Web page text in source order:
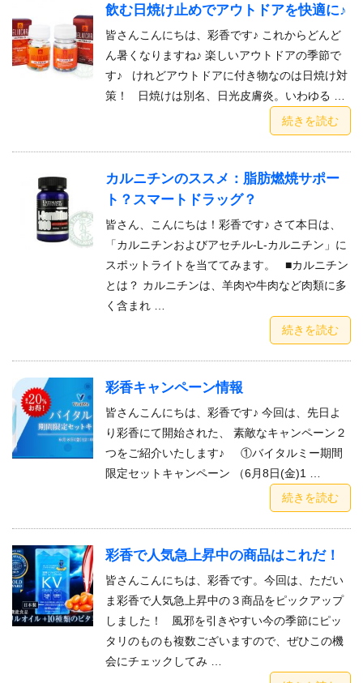
飲む日焼け止めでアウトドアを快適に♪
皆さんこんにちは、彩香です♪ これからどんど
ん暑くなりますね♪ 楽しいアウトドアの季節で
す♪ けれどアウトドアに付き物なのは日焼け対
策！ 日焼けは別名、日光皮膚炎。いわゆる …
続きを読む
カルニチンのススメ：脂肪燃焼サポー
ト？スマートドラッグ？
皆さん、こんにちは！彩香です♪ さて本日は、
「カルニチンおよびアセチル-L-カルニチン」に
スポットライトを当ててみます。 ■カルニチン
とは？ カルニチンは、羊肉や牛肉など肉類に多
く含まれ …
続きを読む
彩香キャンペーン情報
皆さんこんにちは、彩香です♪ 今回は、先日よ
り彩香にて開始された、 素敵なキャンペーン２
つをご紹介いたします♪ ①バイタルミー期間
限定セットキャンペーン （6月8日(金)1 …
続きを読む
彩香で人気急上昇中の商品はこれだ！
皆さんこんにちは、彩香です。今回は、ただい
ま彩香で人気急上昇中の３商品をピックアップ
しました！ 風邪を引きやすい今の季節にピッ
タリのものも複数ございますので、ぜひこの機
会にチェックしてみ …